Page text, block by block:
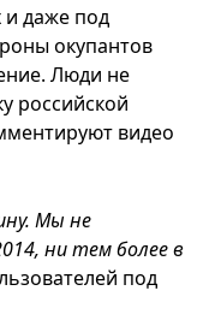
и даже под
окупантов
Люди не
российской
видео
Мы не
ни тем более в
под